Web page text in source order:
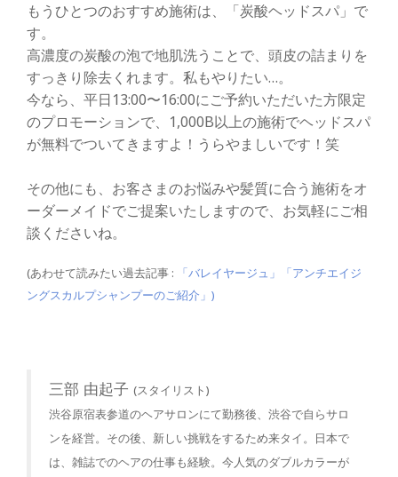
もうひとつのおすすめ施術は、「炭酸ヘッドスパ」で
す。
高濃度の炭酸の泡で地肌洗うことで、頭皮の詰まりを
すっきり除去くれます。私もやりたい…。
今なら、平日13:00〜16:00にご予約いただいた方限定
のプロモーションで、1,000B以上の施術でヘッドスパ
が無料でついてきますよ！うらやましいです！笑
その他にも、お客さまのお悩みや髪質に合う施術をオ
ーダーメイドでご提案いたしますので、お気軽にご相
談くださいね。
(あわせて読みたい過去記事 : 「バレイヤージュ」
「アンチエイジ
ングスカルプシャンプーのご紹介」 )
三部 由起子 (スタイリスト)
渋谷原宿表参道のヘアサロンにて勤務後、渋谷で自らサロ
ンを経営。その後、新しい挑戦をするため来タイ。日本で
は、雑誌でのヘアの仕事も経験。今人気のダブルカラーが